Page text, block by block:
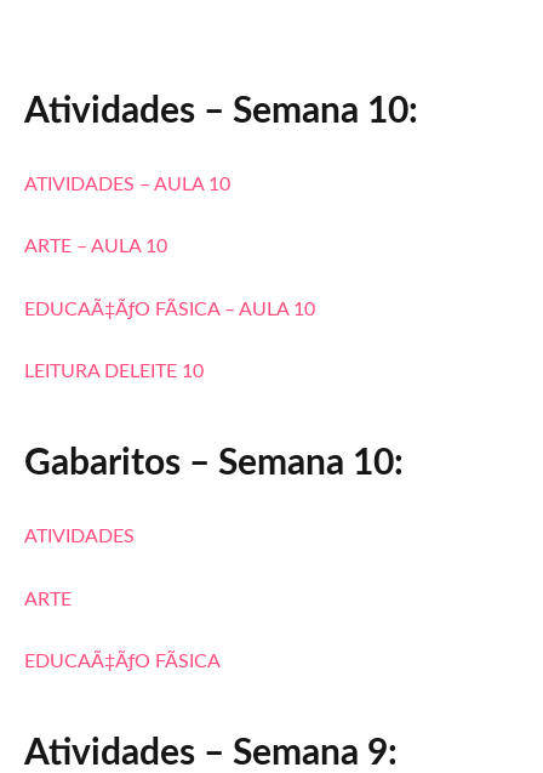
Atividades – Semana 10:
ATIVIDADES – AULA 10
ARTE – AULA 10
EDUCAÃ‡ÃƒO FÃSICA – AULA 10
LEITURA DELEITE 10
Gabaritos – Semana 10:
ATIVIDADES
ARTE
EDUCAÃ‡ÃƒO FÃSICA
Atividades – Semana 9: